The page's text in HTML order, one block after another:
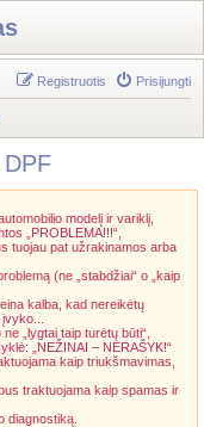
Prisijungti
Registruotis
modelį ir variklį,
„PROBLEMA!!!“,
tuojau pat užrakinamos arba
(ne „stabdžiai“ o „kaip
kalba, kad nereikėtų
„lygtai taip turėtų būti“,
„NEŽINAI – NERAŠYK!“
kaip triukšmavimas,
traktuojama kaip spamas ir
diagnostiką.